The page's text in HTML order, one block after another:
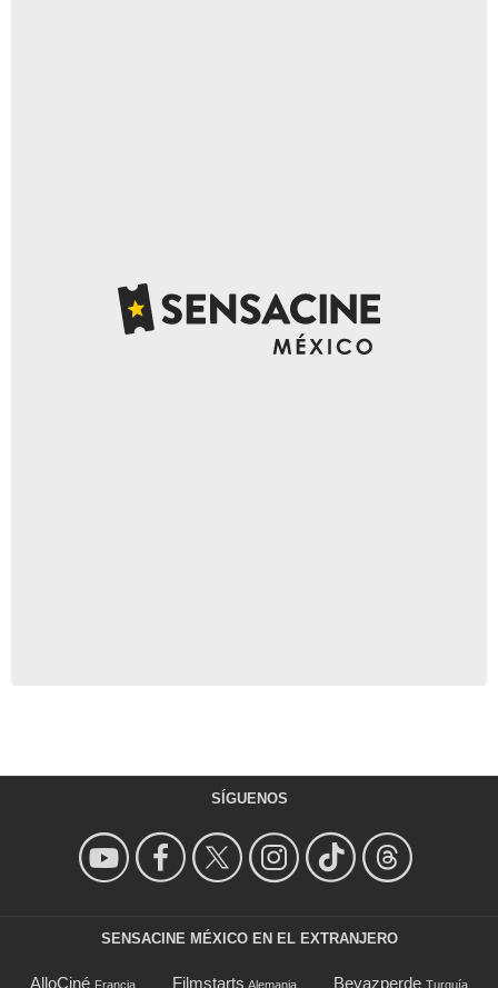
SÍGUENOS
SENSACINE MÉXICO EN EL EXTRANJERO
AlloCiné Francia Filmstarts Alemania Beyazperde Turquía